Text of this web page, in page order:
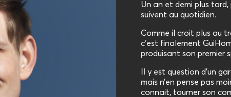
Un an et demi plus tard,
suivent au quotidien.
Comme il croit plus au
c’est finalement
produisant son premier
Il y est question d’un
mais n’en pense pas
connait, tourner son